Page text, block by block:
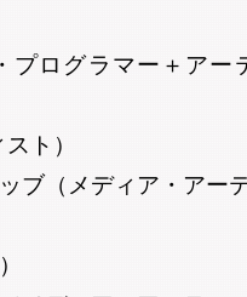
プログラマー＋ア
ト）
ブ（メディア・アー